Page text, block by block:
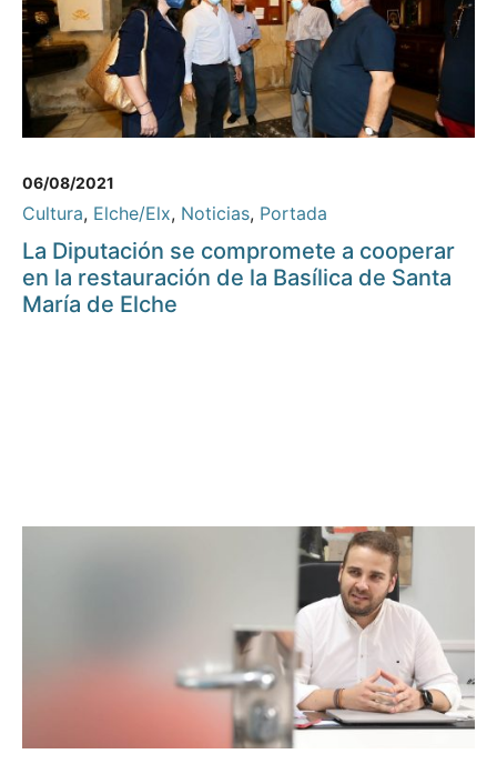
06/08/2021
Cultura, Elche/Elx, Noticias, Portada
La Diputación se compromete a cooperar
en la restauración de la Basílica de Santa
María de Elche